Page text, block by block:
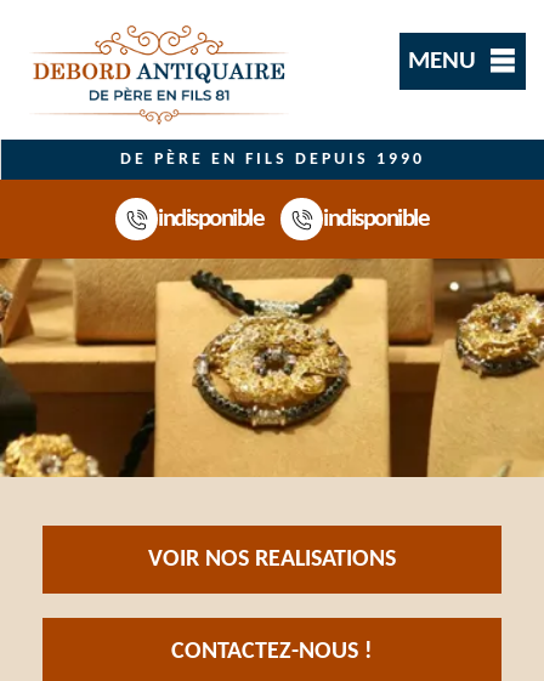
MENU
DE PÈRE EN FILS DEPUIS 1990
indisponible indisponible
VOIR NOS REALISATIONS
CONTACTEZ-NOUS !